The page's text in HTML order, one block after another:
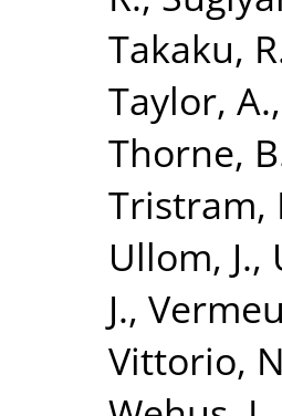
Takaku,
Taylor, A.,
Thorne,
Tristram,
Ullom, J.,
J.,
Vittorio,